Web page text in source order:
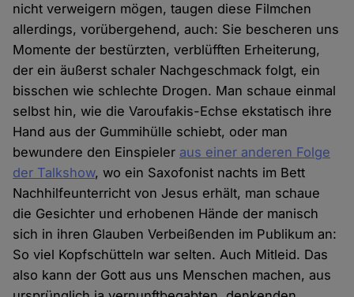
nicht verweigern mögen, taugen diese Filmchen
allerdings, vorübergehend, auch: Sie bescheren uns
Momente der bestürzten, verblüfften Erheiterung,
der ein äußerst schaler Nachgeschmack folgt, ein
bisschen wie schlechte Drogen. Man schaue einmal
selbst hin, wie die Varoufakis-Echse ekstatisch ihre
Hand aus der Gummihülle schiebt, oder man
bewundere den Einspieler aus einer anderen Folge
der Talkshow, wo ein Saxofonist nachts im Bett
Nachhilfeunterricht von Jesus erhält, man schaue
die Gesichter und erhobenen Hände der manisch
sich in ihren Glauben Verbeißenden im Publikum an:
So viel Kopfschütteln war selten. Auch Mitleid. Das
also kann der Gott aus uns Menschen machen, aus